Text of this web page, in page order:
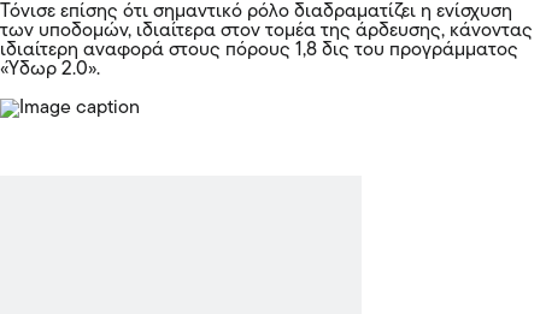
Τόνισε επίσης ότι σημαντικό ρόλο διαδραματίζει η ενίσχυση
των υποδομών, ιδιαίτερα στον τομέα της άρδευσης, κάνοντας
ιδιαίτερη αναφορά στους πόρους 1,8 δις του προγράμματος
«Ύδωρ 2.0».